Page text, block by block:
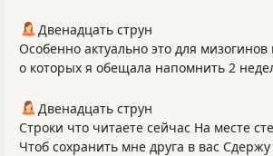
Двенадцать струн
Особенно актуально это для
о которых я обещала напомнить 2
Двенадцать струн
Строки что читаете сейчас На месте
Чтоб сохранить мне друга в вас